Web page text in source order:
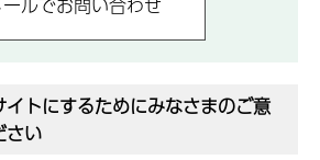
トにするためにみなさまのご意
さい